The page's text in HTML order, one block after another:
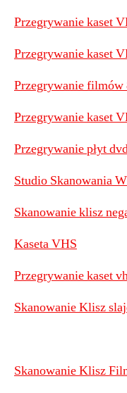
Przegrywanie kaset
Przegrywanie kaset
Przegrywanie
Przegrywanie kaset
Przegrywanie płyt
Studio Skanowania
Skanowanie klisz
Kaseta VHS
Przegrywanie kaset
Skanowanie Klisz
Skanowanie Klisz